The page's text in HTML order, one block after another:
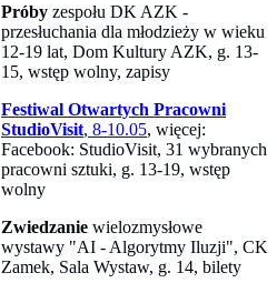
Próby zespołu DK AZK -
przesłuchania dla młodzieży w wieku
12-19 lat, Dom Kultury AZK, g. 13-
15, wstęp wolny, zapisy
Festiwal Otwartych Pracowni
StudioVisit, 8-10.05, więcej:
Facebook: StudioVisit, 31 wybranych
pracowni sztuki, g. 13-19, wstęp
wolny
Zwiedzanie wielozmysłowe
wystawy "AI - Algorytmy Iluzji", CK
Zamek, Sala Wystaw, g. 14, bilety